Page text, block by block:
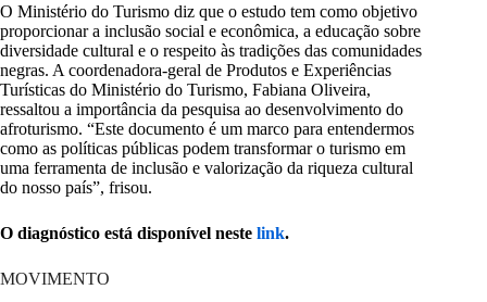
O Ministério do Turismo diz que o estudo tem como objetivo
proporcionar a inclusão social e econômica, a educação sobre
diversidade cultural e o respeito às tradições das comunidades
negras. A coordenadora-geral de Produtos e Experiências
Turísticas do Ministério do Turismo, Fabiana Oliveira,
ressaltou a importância da pesquisa ao desenvolvimento do
afroturismo. “Este documento é um marco para entendermos
como as políticas públicas podem transformar o turismo em
uma ferramenta de inclusão e valorização da riqueza cultural
do nosso país”, frisou.
O diagnóstico está disponível neste link.
MOVIMENTO